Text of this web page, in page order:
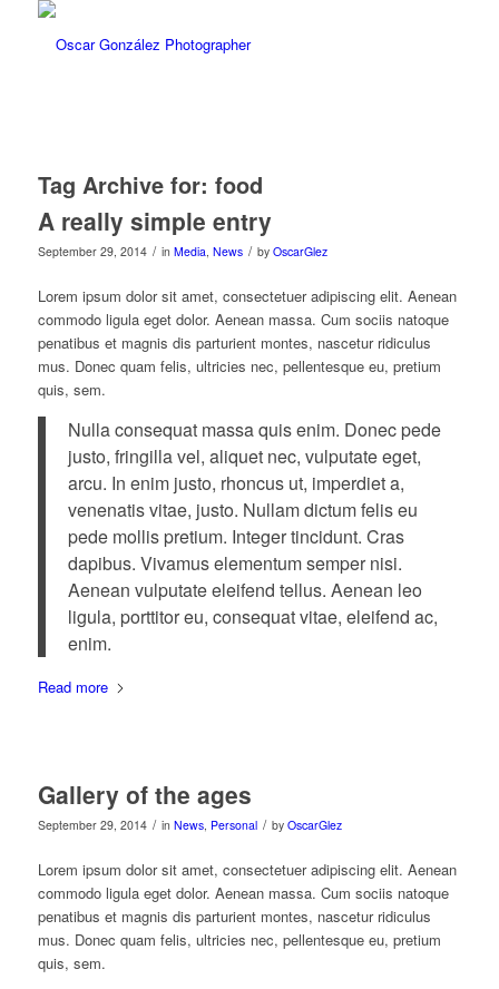
Tag Archive for: food
A really simple entry
September 29, 2014 / in Media, News / by OscarGlez
Lorem ipsum dolor sit amet, consectetuer adipiscing elit. Aenean
commodo ligula eget dolor. Aenean massa. Cum sociis natoque
penatibus et magnis dis parturient montes, nascetur ridiculus
mus. Donec quam felis, ultricies nec, pellentesque eu, pretium
quis, sem.
Nulla consequat massa quis enim. Donec pede
justo, fringilla vel, aliquet nec, vulputate eget,
arcu. In enim justo, rhoncus ut, imperdiet a,
venenatis vitae, justo. Nullam dictum felis eu
pede mollis pretium. Integer tincidunt. Cras
dapibus. Vivamus elementum semper nisi.
Aenean vulputate eleifend tellus. Aenean leo
ligula, porttitor eu, consequat vitae, eleifend ac,
enim.
Read more
Gallery of the ages
September 29, 2014 / in News, Personal / by OscarGlez
Lorem ipsum dolor sit amet, consectetuer adipiscing elit. Aenean
commodo ligula eget dolor. Aenean massa. Cum sociis natoque
penatibus et magnis dis parturient montes, nascetur ridiculus
mus. Donec quam felis, ultricies nec, pellentesque eu, pretium
quis, sem.